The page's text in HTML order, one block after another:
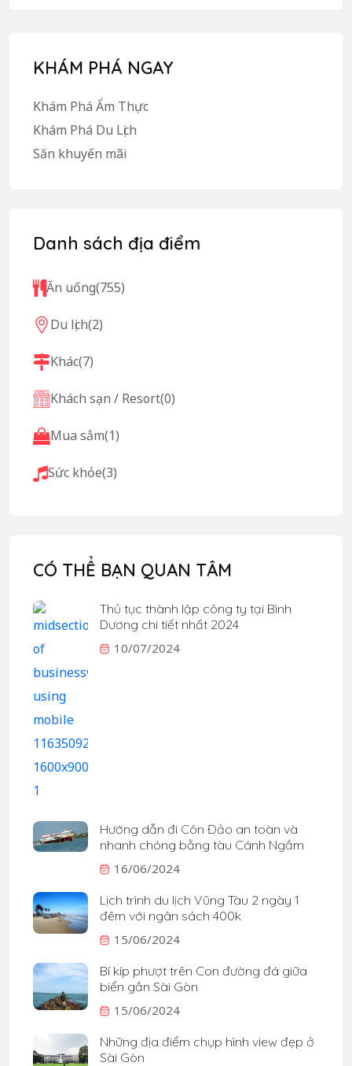
KHÁM PHÁ NGAY
Khám Phá Ẩm Thực
Khám Phá Du Lịch
Săn khuyến mãi
Danh sách địa điểm
Ăn uống(755)
Du lịch(2)
Khác(7)
Khách sạn / Resort(0)
Mua sắm(1)
Sức khỏe(3)
CÓ THỂ BẠN QUAN TÂM
Thủ tục thành lập công ty tại Bình
Dương chi tiết nhất 2024
10/07/2024
Hướng dẫn đi Côn Đảo an toàn và
nhanh chóng bằng tàu Cánh Ngầm
16/06/2024
Lịch trình du lịch Vũng Tàu 2 ngày 1
đêm với ngân sách 400k
15/06/2024
Bí kíp phượt trên Con đường đá giữa
biển gần Sài Gòn
15/06/2024
Những địa điểm chụp hình view đẹp ở
Sài Gòn